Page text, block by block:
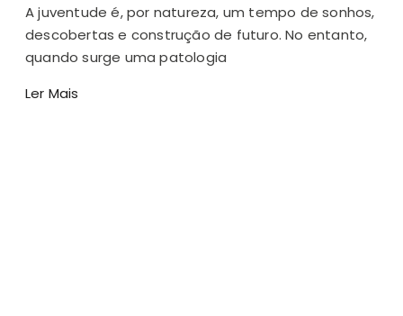
A juventude é, por natureza, um tempo de sonhos,
descobertas e construção de futuro. No entanto,
quando surge uma patologia
Ler Mais